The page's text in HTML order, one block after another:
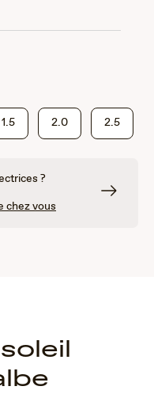
1.5 2.0 2.5
?
chez vous